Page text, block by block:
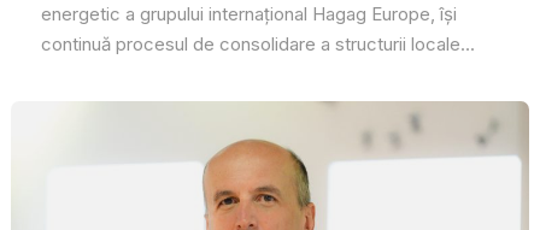
energetic a grupului internațional Hagag Europe, își
continuă procesul de consolidare a structurii locale...